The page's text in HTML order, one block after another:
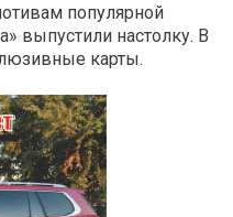
популярной
выпустили настолку. В
карты.